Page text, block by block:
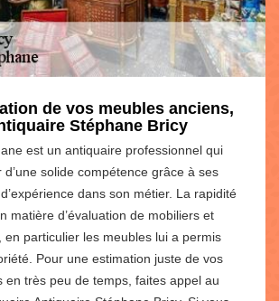
de vos meubles anciens,
Stéphane Bricy
est un antiquaire professionnel qui
d’une solide compétence grâce à ses
dans son métier. La rapidité
matière d’évaluation de mobiliers et
en particulier les meubles lui a permis
Pour une estimation juste de vos
en très peu de temps, faites appel au